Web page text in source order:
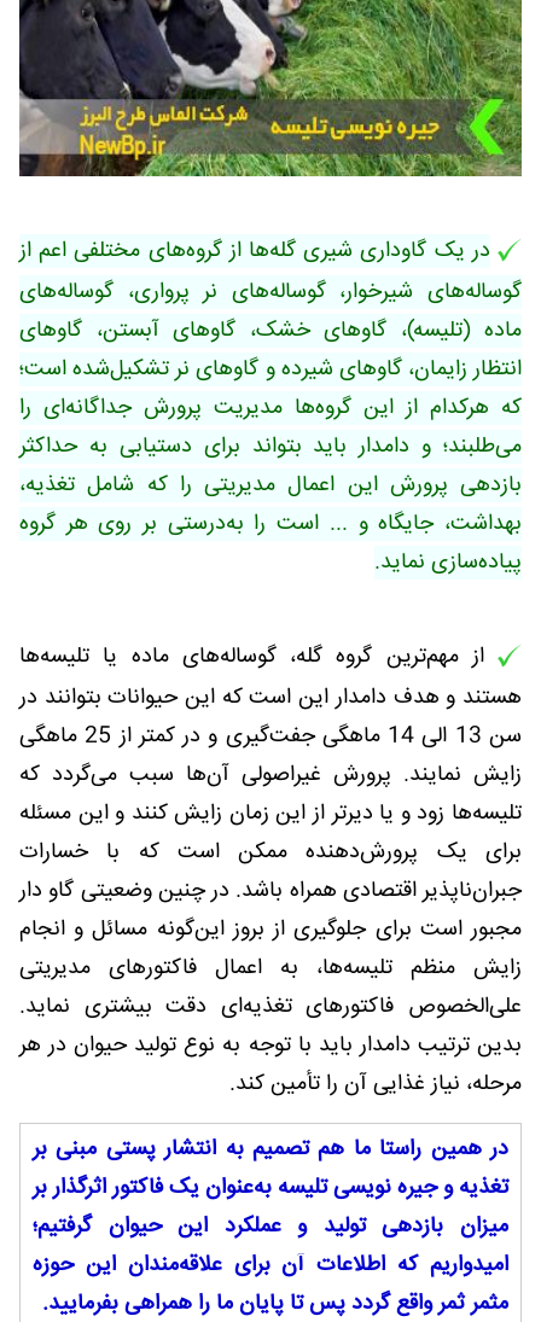
در یک گاوداری شیری گله‌ها از گروه‌های مختلفی اعم از
گوساله‌های شیرخوار، گوساله‌های نر پرواری، گوساله‌های
ماده (تلیسه)، گاوهای خشک، گاوهای آبستن، گاوهای
انتظار زایمان، گاوهای شیرده و گاوهای نر تشکیل‌شده است؛
که هرکدام از این گروه‌ها مدیریت پرورش جداگانه‌ای را
می‌طلبند؛ و دامدار باید بتواند برای دستیابی به حداکثر
بازدهی پرورش این اعمال مدیریتی را که شامل تغذیه،
بهداشت، جایگاه و ... است را به‌درستی بر روی هر گروه
پیاده‌سازی نماید.
از مهم‌ترین گروه گله، گوساله‌های ماده یا تلیسه‌ها
هستند و هدف دامدار این است که این حیوانات بتوانند در
سن 13 الی 14 ماهگی جفت‌گیری و در کمتر از 25 ماهگی
زایش نمایند. پرورش غیراصولی آن‌ها سبب می‌گردد که
تلیسه‌ها زود و یا دیرتر از این زمان زایش کنند و این مسئله
برای یک پرورش‌دهنده ممکن است که با خسارات
جبران‌ناپذیر اقتصادی همراه باشد. در چنین وضعیتی گاو دار
مجبور است برای جلوگیری از بروز این‌گونه مسائل و انجام
زایش منظم تلیسه‌ها، به اعمال فاکتورهای مدیریتی
علی‌الخصوص فاکتورهای تغذیه‌ای دقت بیشتری نماید.
بدین ترتیب دامدار باید با توجه به نوع تولید حیوان در هر
مرحله، نیاز غذایی آن را تأمین کند.
در همین راستا ما هم تصمیم به انتشار پستی مبنی بر
تغذیه و جیره نویسی تلیسه به‌عنوان یک فاکتور اثرگذار بر
میزان بازدهی تولید و عملکرد این حیوان گرفتیم؛
امیدواریم که اطلاعات آن برای علاقه‌مندان این حوزه
مثمر ثمر واقع گردد پس تا پایان ما را همراهی بفرمایید.